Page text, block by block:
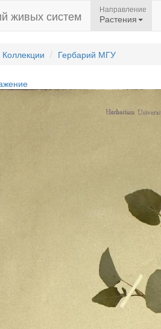
живых систем Направление
Растения
Коллекции Гербарий МГУ